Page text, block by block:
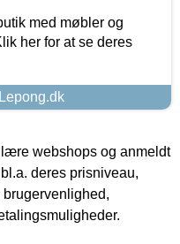
med møbler og
her for at se deres
webshops og anmeldt
deres prisniveau,